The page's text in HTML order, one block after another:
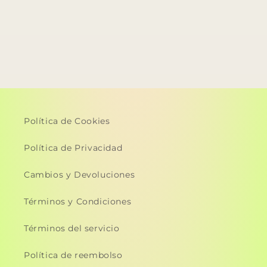
Política de Cookies
Política de Privacidad
Cambios y Devoluciones
Términos y Condiciones
Términos del servicio
Política de reembolso